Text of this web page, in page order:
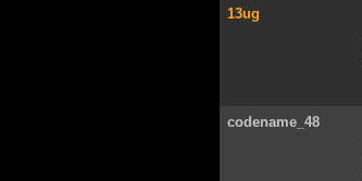
13ug
codename_48